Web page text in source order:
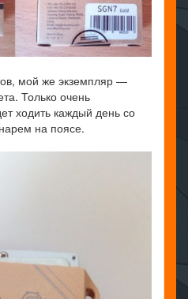
мой же экземпляр —
Только очень
ходить каждый день со
на поясе.